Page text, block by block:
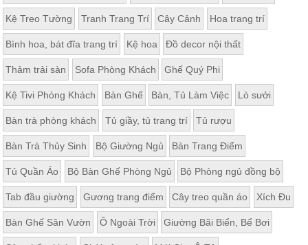
Kệ Treo Tường Tranh Trang Trí Cây Cảnh Hoa trang trí
Bình hoa, bát đĩa trang trí Kệ hoa Đồ decor nội thất
Thảm trải sàn Sofa Phòng Khách Ghế Quý Phi
Kệ Tivi Phòng Khách Bàn Ghế Bàn, Tủ Làm Việc Lò sưởi
Bàn trà phòng khách Tủ giầy, tủ trang trí Tủ rượu
Bàn Trà Thủy Sinh Bộ Giường Ngủ Bàn Trang Điểm
Tủ Quần Áo Bộ Bàn Ghế Phòng Ngủ Bộ Phòng ngủ đồng bộ
Tab đầu giường Gương trang điểm Cây treo quần áo Xích Đu
Bàn Ghế Sân Vườn Ô Ngoài Trời Giường Bãi Biển, Bể Bơi